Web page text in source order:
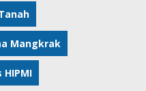
Mangkrak
HIPMI